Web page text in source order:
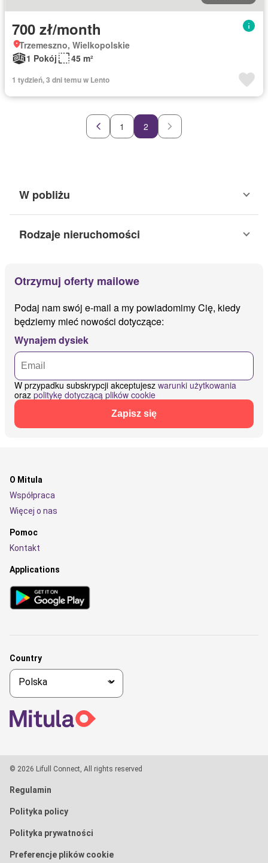
700 zł/month
Trzemeszno, Wielkopolskie
1 Pokój
45 m²
1 tydzień, 3 dni temu w Lento
1 2
W pobliżu
Rodzaje nieruchomości
Otrzymuj oferty mailowe
Podaj nam swój e-mail a my powiadomimy Cię, kiedy
będziemy mieć nowości dotyczące:
Wynajem dysiek
W przypadku subskrypcji akceptujesz warunki użytkowania
oraz politykę dotyczącą plików cookie
Zapisz się
O Mitula
Współpraca
Więcej o nas
Pomoc
Kontakt
Applications
Country
© 2026 Lifull Connect, All rights reserved
Regulamin
Polityka policy
Polityka prywatności
Preferencje plików cookie